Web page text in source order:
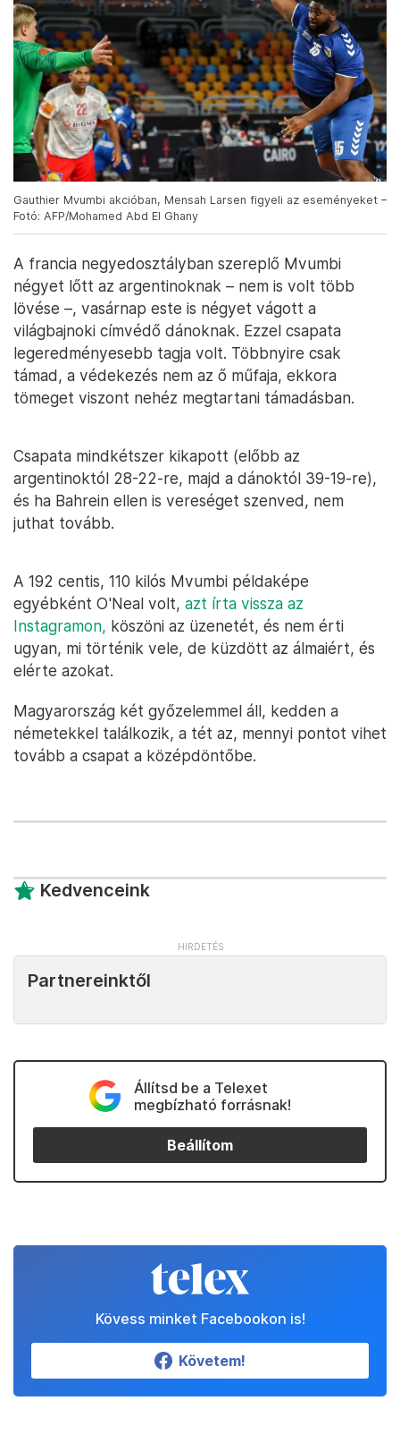
Gauthier Mvumbi akcióban, Mensah Larsen figyeli az eseményeket –
Fotó: AFP/Mohamed Abd El Ghany
A francia negyedosztályban szereplő Mvumbi
négyet lőtt az argentinoknak – nem is volt több
lövése –, vasárnap este is négyet vágott a
világbajnoki címvédő dánoknak. Ezzel csapata
legeredményesebb tagja volt. Többnyire csak
támad, a védekezés nem az ő műfaja, ekkora
tömeget viszont nehéz megtartani támadásban.
Csapata mindkétszer kikapott (előbb az
argentinoktól 28-22-re, majd a dánoktól 39-19-re),
és ha Bahrein ellen is vereséget szenved, nem
juthat tovább.
A 192 centis, 110 kilós Mvumbi példaképe
egyébként O'Neal volt, azt írta vissza az
Instagramon, köszöni az üzenetét, és nem érti
ugyan, mi történik vele, de küzdött az álmaiért, és
elérte azokat.
Magyarország két győzelemmel áll, kedden a
németekkel találkozik, a tét az, mennyi pontot vihet
tovább a csapat a középdöntőbe.
Kedvenceink
Partnereinktől
Állítsd be a Telexet
megbízható forrásnak!
Beállítom
Kövess minket Facebookon is!
Követem!